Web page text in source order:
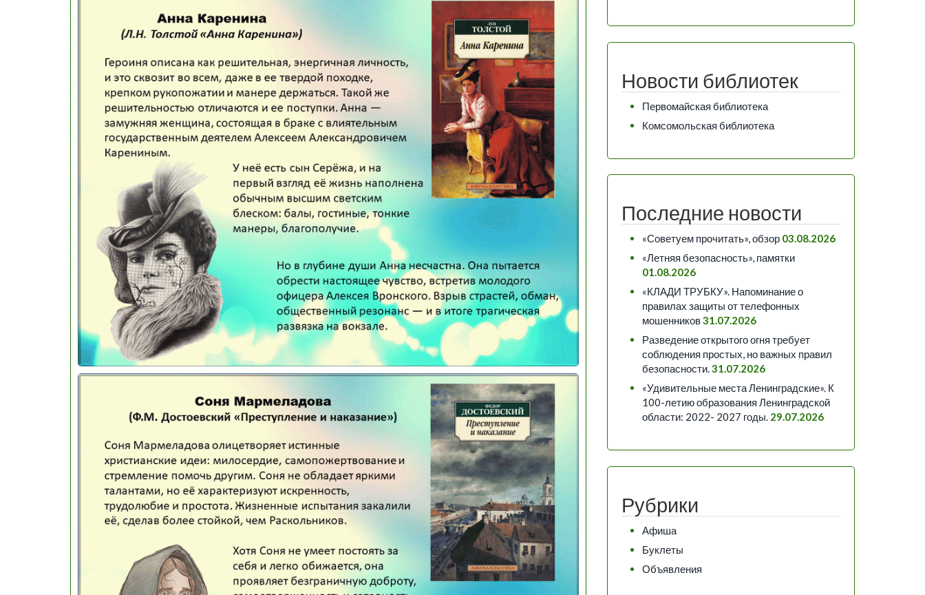
Новости библиотек
Первомайская библиотека
Комсомольская библиотека
Последние новости
«Советуем прочитать», обзор 03.08.2026
«Летняя безопасность», памятки
01.08.2026
«КЛАДИ ТРУБКУ». Напоминание о
правилах защиты от телефонных
мошенников31.07.2026
Разведение открытого огня требует
соблюдения простых, но важных правил
безопасности.31.07.2026
«Удивительные места Ленинградские». К
100-летию образования Ленинградской
области: 2022- 2027 годы. 29.07.2026
Рубрики
Афиша
Буклеты
Объявления